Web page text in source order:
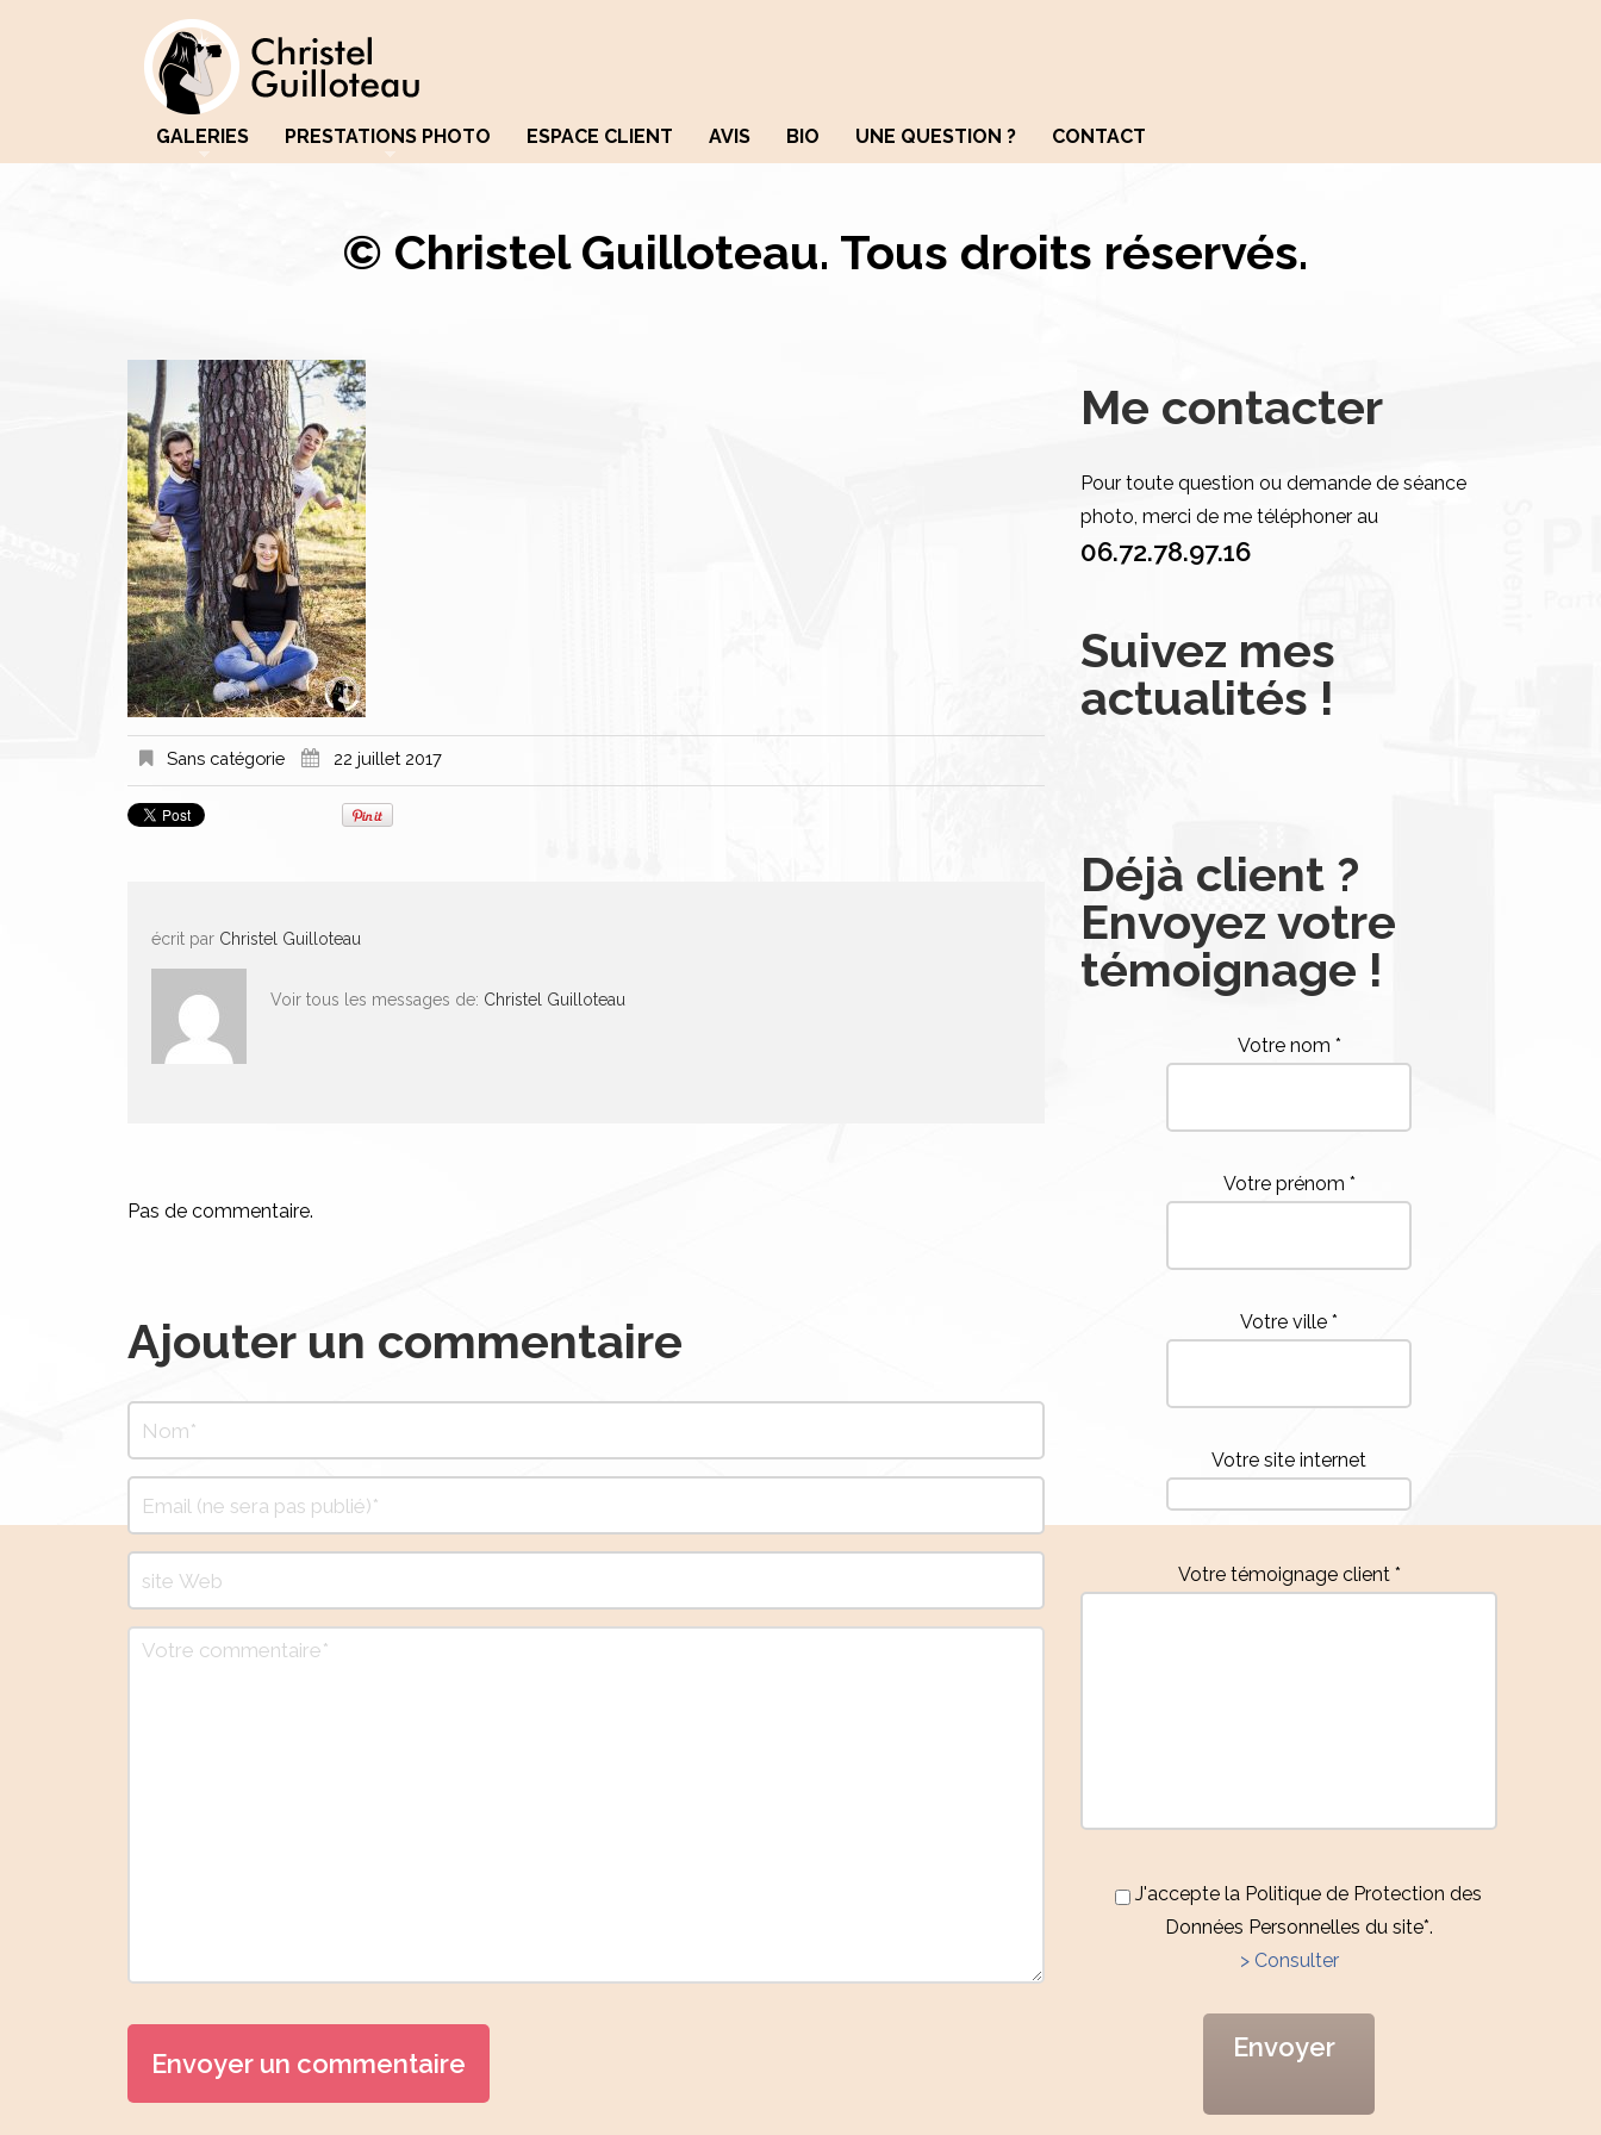
GALERIES PRESTATIONS PHOTO ESPACE CLIENT AVIS BIO UNE QUESTION ? CONTACT
© Christel Guilloteau. Tous droits réservés.
Sans catégorie 22 juillet 2017
écrit par Christel Guilloteau
Voir tous les messages de: Christel Guilloteau
Pas de commentaire.
Ajouter un commentaire
Me contacter
Pour toute question ou demande de séance
photo, merci de me téléphoner au
06.72.78.97.16
Suivez mes
actualités !
Déjà client ?
Envoyez votre
témoignage !
Votre nom *
Votre prénom *
Votre ville *
Votre site internet
Votre témoignage client *
J'accepte la Politique de Protection des
Données Personnelles du site*.
> Consulter